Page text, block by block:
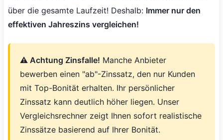
über die gesamte Laufzeit! Deshalb: Immer nur den
effektiven Jahreszins vergleichen!
⚠️ Achtung Zinsfalle! Manche Anbieter
bewerben einen "ab"-Zinssatz, den nur Kunden
mit Top-Bonität erhalten. Ihr persönlicher
Zinssatz kann deutlich höher liegen. Unser
Vergleichsrechner zeigt Ihnen sofort realistische
Zinssätze basierend auf Ihrer Bonität.